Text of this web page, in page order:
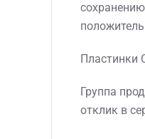
Пластинки
Группа
отклик в